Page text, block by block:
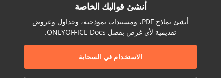
أنشئ قوالبك الخاصة
أنشئ نماذج PDF، ومستندات نموذجية، وجداول وعروض
تقديمية لأي غرض بفضل ONLYOFFICE Docs.
الاستخدام في السحابة